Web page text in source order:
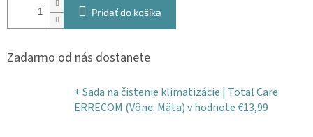
Pridať do košíka
Zadarmo od nás dostanete
+ Sada na čistenie klimatizácie | Total Care
ERRECOM (Vône: Mäta)v hodnote €13,99